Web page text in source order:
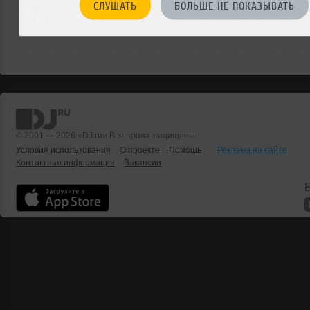
СЛУШАТЬ БОЛЬШЕ НЕ ПОКАЗЫВАТЬ
© 2001 — 2026 «DJ.ru» Все права защищены.
Условия использования
О проекте Помощь
Реклама на сайте
Контактная информация
Вакансии